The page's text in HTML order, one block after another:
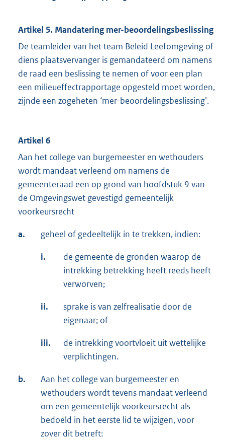
Artikel 5. Mandatering mer-beoordelingsbeslissing
De teamleider van het team Beleid Leefomgeving of
diens plaatsvervanger is gemandateerd om namens
de raad een beslissing te nemen of voor een plan
een milieueffectrapportage opgesteld moet worden,
zijnde een zogeheten ‘mer-beoordelingsbeslissing’.
Artikel 6
Aan het college van burgemeester en wethouders
wordt mandaat verleend om namens de
gemeenteraad een op grond van hoofdstuk 9 van
de Omgevingswet gevestigd gemeentelijk
voorkeursrecht
a. geheel of gedeeltelijk in te trekken, indien:
i.
de gemeente de gronden waarop de
intrekking betrekking heeft reeds heeft
verworven;
ii.
sprake is van zelfrealisatie door de
eigenaar; of
iii.
de intrekking voortvloeit uit wettelijke
verplichtingen.
b.
Aan het college van burgemeester en
wethouders wordt tevens mandaat verleend
om een gemeentelijk voorkeursrecht als
bedoeld in het eerste lid te wijzigen, voor
zover dit betreft: